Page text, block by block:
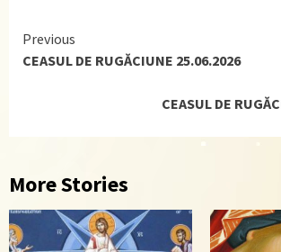
Continue
Reading
Previous
CEASUL DE RUGĂCIUNE 25.06.2026
CEASUL DE
More Stories